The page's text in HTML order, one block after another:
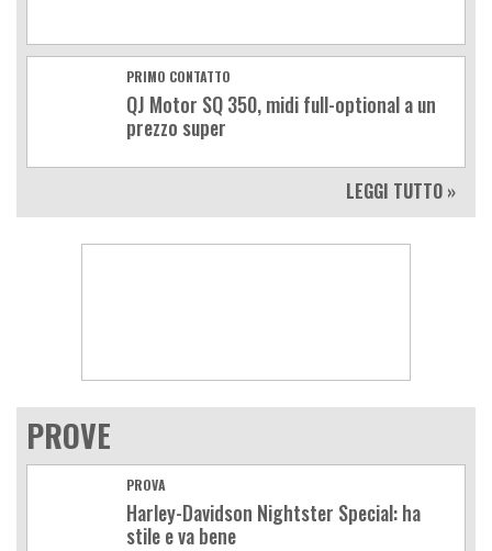
PRIMO CONTATTO
QJ Motor SQ 350, midi full-optional a un
prezzo super
LEGGI TUTTO »
PROVE
PROVA
Harley-Davidson Nightster Special: ha
stile e va bene